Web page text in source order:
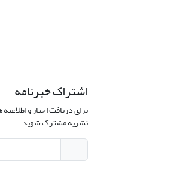
اشتراک خبرنامه
برای دریافت اخبار و
نشریه مشترک شوید.